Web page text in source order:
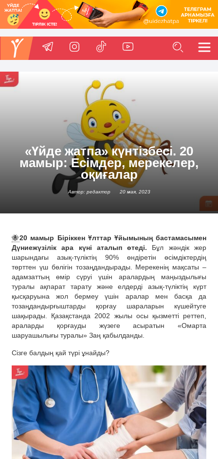
«Үйде жатпа» күнтізбесі. 20
мамыр: Есімдер, мерекелер,
оқиғалар
Автор: редактор 20 мая, 2023
🐝20 мамыр Біріккен Ұлттар Ұйымының бастамасымен
Дүниежүзілік ара күні аталып өтеді. Бұл жәндік жер
шарындағы азық-түліктің 90% өндіретін өсімдіктердің
төрттен үш бөлігін тозаңдандырады. Мерекенің мақсаты –
адамзаттың өмір сүруі үшін аралардың маңыздылығы
туралы ақпарат тарату және елдерді азық-түліктің күрт
қысқаруына жол бермеу үшін аралар мен басқа да
тозаңдандырғыштарды қорғау шараларын күшейтуге
шақырады. Қазақстанда 2002 жылы осы қызметті реттеп,
араларды қорғауды жүзеге асыратын «Омарта
шаруашылығы туралы» Заң қабылданды.
Сізге балдың қай түрі ұнайды?